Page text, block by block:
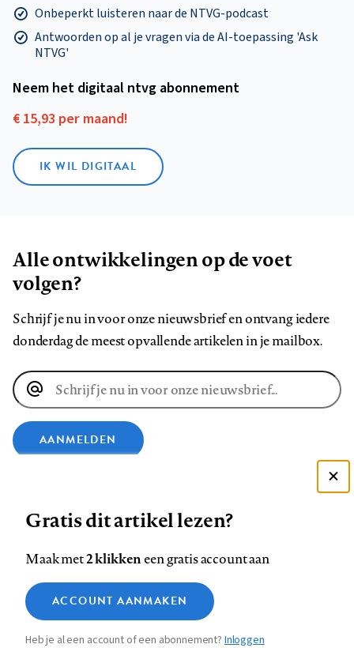
Onbeperkt luisteren naar de NTVG-podcast
Antwoorden op al je vragen via de AI-toepassing 'Ask
NTVG'
Neem het digitaal ntvg abonnement
€ 15,93 per maand!
IK WIL DIGITAAL
Alle ontwikkelingen op de voet
volgen?
Schrijf je nu in voor onze nieuwsbrief en ontvang iedere
donderdag de meest opvallende artikelen in je mailbox.
E-
mailadres
AANMELDEN
ons
op
Facebook
ons
ons
ons
Instagram
ons
op
YouTube
ons
Footer
Contact Colofon Disclaimer Privacy
Medische vragen verdienen
betrouwbare antwoorden
Gratis dit artikel lezen?
Maak met2 klikkeneen gratis account aan
ACCOUNT AANMAKEN
Heb je al een account of een abonnement?Inloggen
Zie onze cookie policy
Analytische cookies
Marketing cookies